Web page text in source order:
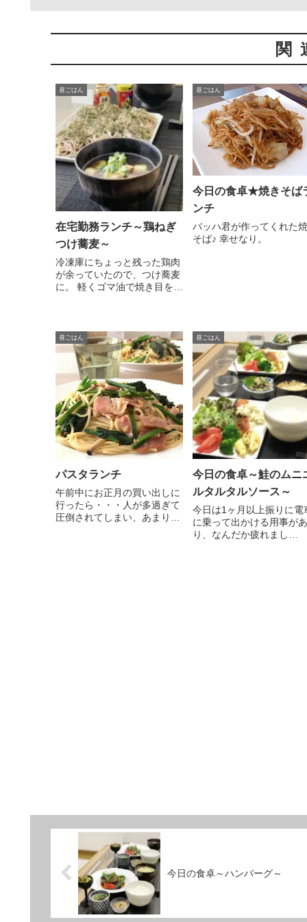
関
昼ごはん
在宅勤務ランチ～鶏ねぎ
つけ蕎麦～
冷凍庫にちょっと残った鶏肉
が余っていたので、つけ蕎麦
に。 軽くゴマ油で焼き目を
昼ごはん
今日の食卓★焼きそば
ンチ
バッハ君が作ってくれた
そば♪ 幸せなり。
昼ごはん
パスタランチ
午前中にお正月の買い出しに
行ったら・・・人が多過ぎて
圧倒されてしまい、あまり買
昼ごはん
今日の食卓～鮭のムニ
ルタルタルソース～
今日は1ヶ月以上振りに電
に乗って出かける用事があ
り、なんだか疲れまし
今日の食卓～ハンバーグ～